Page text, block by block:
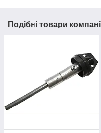
Подібні товари